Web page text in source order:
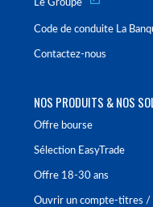
Le Groupe
Code de conduite La
Contactez-nous
NOS PRODUITS & NOS
Offre bourse
Sélection EasyTrade
Offre 18-30 ans
Ouvrir un compte-titres /